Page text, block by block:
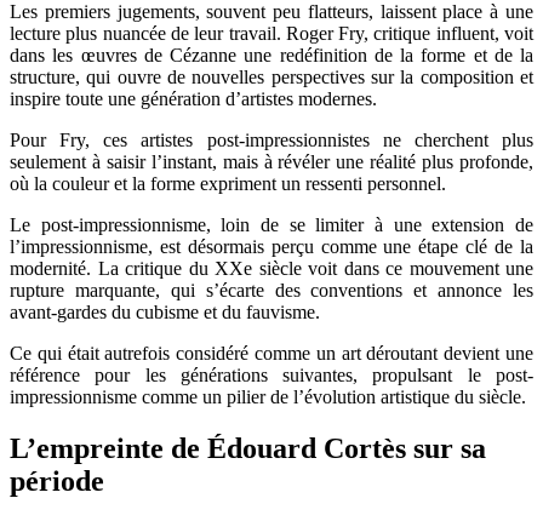
Les premiers jugements, souvent peu flatteurs, laissent place à une
lecture plus nuancée de leur travail. Roger Fry, critique influent, voit
dans les œuvres de Cézanne une redéfinition de la forme et de la
structure, qui ouvre de nouvelles perspectives sur la composition et
inspire toute une génération d’artistes modernes.
Pour Fry, ces artistes post-impressionnistes ne cherchent plus
seulement à saisir l’instant, mais à révéler une réalité plus profonde,
où la couleur et la forme expriment un ressenti personnel.
Le post-impressionnisme, loin de se limiter à une extension de
l’impressionnisme, est désormais perçu comme une étape clé de la
modernité. La critique du XXe siècle voit dans ce mouvement une
rupture marquante, qui s’écarte des conventions et annonce les
avant-gardes du cubisme et du fauvisme.
Ce qui était autrefois considéré comme un art déroutant devient une
référence pour les générations suivantes, propulsant le post-
impressionnisme comme un pilier de l’évolution artistique du siècle.
L’empreinte de Édouard Cortès sur sa
période